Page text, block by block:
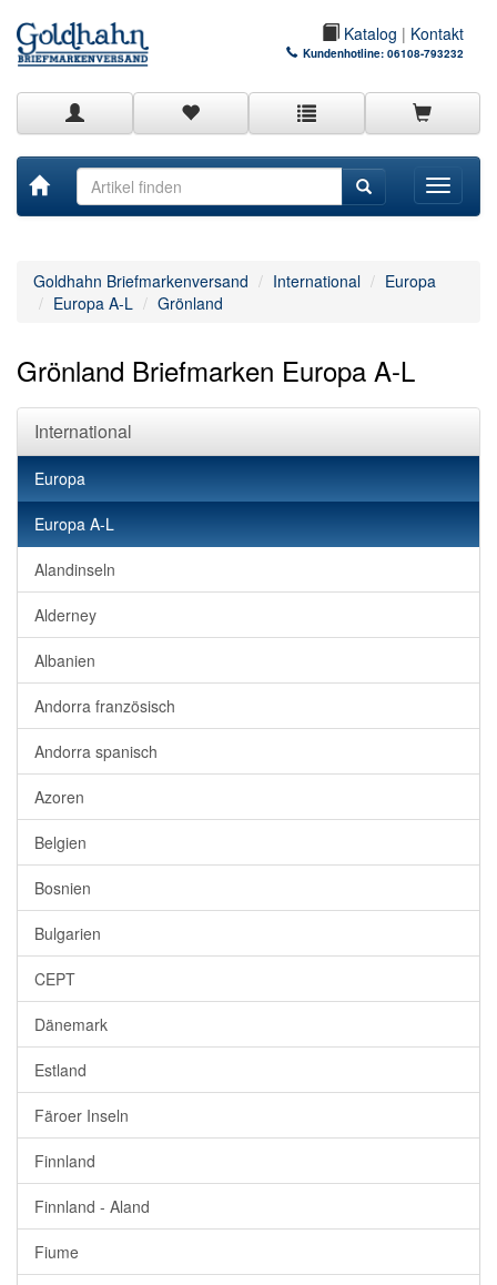
Katalog | Kontakt
Kundenhotline: 06108-793232
Toggle
Goldhahn Briefmarkenversand International
Europa
Europa A-L
Grönland
Grönland Briefmarken Europa A-L
International
Europa
Europa A-L
Alandinseln
Alderney
Albanien
Andorra französisch
Andorra spanisch
Azoren
Belgien
Bosnien
Bulgarien
CEPT
Dänemark
Estland
Färoer Inseln
Finnland
Finnland - Aland
Fiume